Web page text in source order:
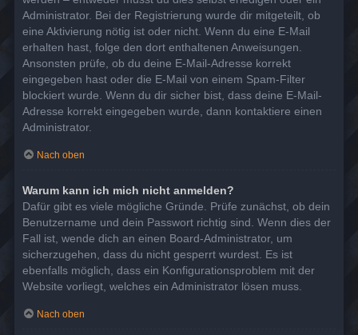
Administrator. Bei der Registrierung wurde dir mitgeteilt, ob
eine Aktivierung nötig ist oder nicht. Wenn du eine E-Mail
erhalten hast, folge den dort enthaltenen Anweisungen.
Ansonsten prüfe, ob du deine E-Mail-Adresse korrekt
eingegeben hast oder die E-Mail von einem Spam-Filter
blockiert wurde. Wenn du dir sicher bist, dass deine E-Mail-
Adresse korrekt eingegeben wurde, dann kontaktiere einen
Administrator.
Nach oben
Warum kann ich mich nicht anmelden?
Dafür gibt es viele mögliche Gründe. Prüfe zunächst, ob dein
Benutzername und dein Passwort richtig sind. Wenn dies der
Fall ist, wende dich an einen Board-Administrator, um
sicherzugehen, dass du nicht gesperrt wurdest. Es ist
ebenfalls möglich, dass ein Konfigurationsproblem mit der
Website vorliegt, welches ein Administrator lösen muss.
Nach oben